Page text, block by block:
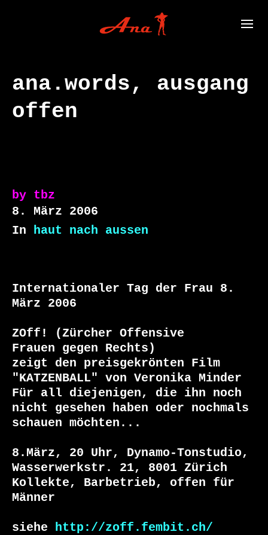
ana.words, ausgang
offen
by tbz
8. März 2006
In haut nach aussen
Internationaler Tag der Frau 8.
März 2006
ZOff! (Zürcher Offensive
Frauen gegen Rechts)
zeigt den preisgekrönten Film
"KATZENBALL" von Veronika Minder
Für all diejenigen, die ihn noch
nicht gesehen haben oder nochmals
schauen möchten...
8.März, 20 Uhr, Dynamo-Tonstudio,
Wasserwerkstr. 21, 8001 Zürich
Kollekte, Barbetrieb, offen für
Männer
siehe http://zoff.fembit.ch/